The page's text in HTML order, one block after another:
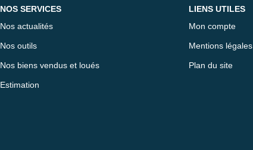
NOS SERVICES
Nos actualités
Nos outils
Nos biens vendus et loués
Estimation
LIENS UTILES
Mon compte
Mentions légales
Plan du site